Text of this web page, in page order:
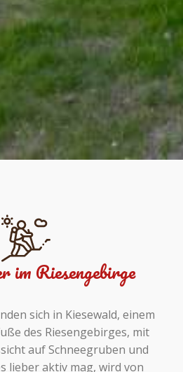
im Riesengebirge
sich in Kiesewald, einem
des Riesengebirges, mit
auf Schneegruben und
lieber aktiv mag, wird von